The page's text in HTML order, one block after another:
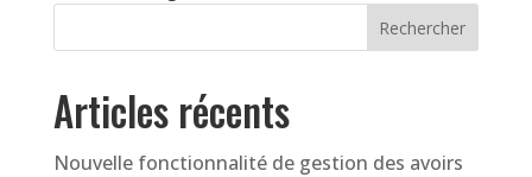
Articles récents
Nouvelle fonctionnalité de gestion des avoirs